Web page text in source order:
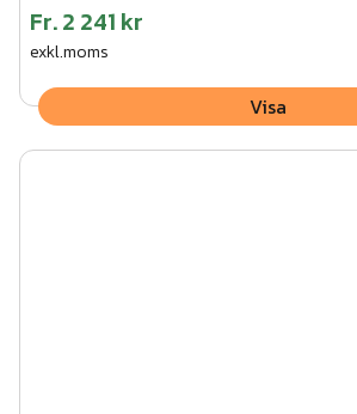
Fr.2 241 kr
exkl.moms
Visa